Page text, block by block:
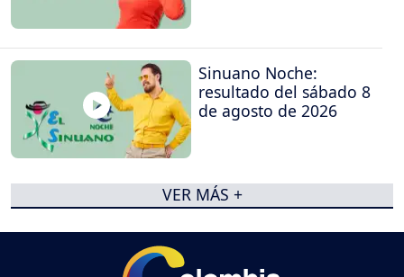
Sinuano Noche:
resultado del sábado 8
de agosto de 2026
VER MÁS +